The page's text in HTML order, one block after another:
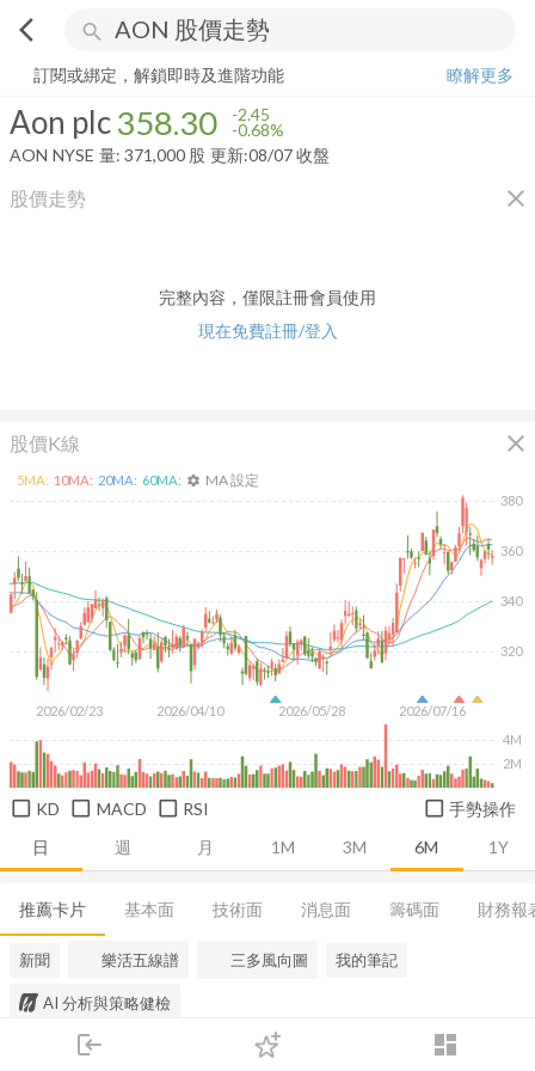
arrow_back_ios search
login dashboard
下單
Aon plc 358.30-0.68%
訂閱或綁定，解鎖即時及進階功能
瞭解更多
Aon plc358.30 -2.45
-0.68%
AON NYSE 量: 371,000 股 更新:08/07 收盤
股價走勢 close
完整內容，僅限註冊會員使用
現在免費註冊/登入
股價K線 close
日 週 月 1M 3M 6M 1Y
2026/02/23 2026/04/10 2026/05/28 2026/07/16
320
340
360
380
2M
4M
5MA: 10MA: 20MA: 60MA: settings MA 設定
KD MACD RSI 手勢操作
推薦卡片 基本面 技術面 消息面 籌碼面 財務報
新聞 樂活五線譜 三多風向圖 我的筆記
AI 分析與策略健檢